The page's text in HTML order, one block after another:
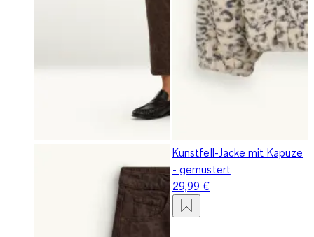
Kunstfell-Jacke mit Kapuze
- gemustert
29,99 €